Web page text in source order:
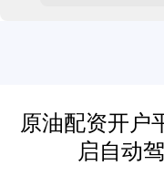
原油配资开户
启自动